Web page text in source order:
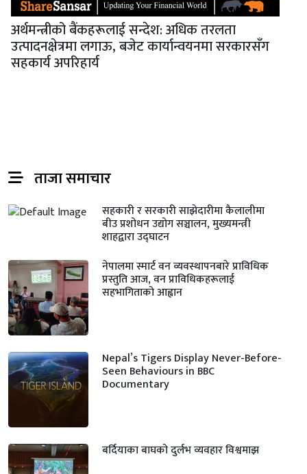
अर्थमन्त्रीको बैंकहरूलाई सन्देश: अधिक तरलता
उत्पादनक्षेत्रमा लगाऊ, बजेट कार्यान्वयनमा सरकारसँग
सहकार्य अपरिहार्य
ताजा समाचार
सहकारी र सरकारी साझेदारीमा कैलालीमा
बीउ प्रशोधन उद्योग सञ्चालन, मुख्यमन्त्री
शाहद्वारा उद्घाटन
नेपालमा स्मार्ट वन व्यवस्थापनबारे प्राविधिक
प्रस्तुति आज, वन प्राविधिकहरूलाई
सहभागिताको आह्वान
Nepal’s Tigers Display Never-Before-
Seen Behaviours in BBC
Documentary
बर्दियाका बाघको दुर्लभ व्यवहार विश्वमाझ